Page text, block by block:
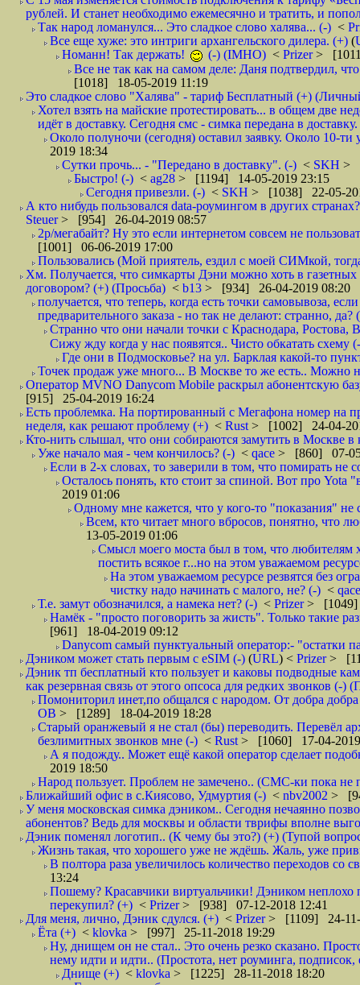
рублей. И станет необходимо ежемесячно и тратить, и
Так народ ломанулся... Это сладкое слово халява... (-) <
Все еще хуже: это интриги архангельского дилера. (+) (
Номанн! Так держать!
(-) (IMHO) < Prizer>
Все не так как на самом деле: Даня подтвердил,
[1018] 18-05-2019 11:19
Это сладкое слово "Халява" - тариф Бесплатный (+)
Хотел взять на майские протестировать... в общем две
идёт в доставку. Сегодня смс - симка передана в
Около полуночи (сегодня) оставил заявку. Около 10-ти
2019 18:34
Сутки прочь... - "Передано в доставку". (-) < SKH >
Быстро! (-) < ag28 > [1194] 14-05-2019 23:15
Сегодня привезли. (-) < SKH > [1038] 22-05-
А кто нибудь пользовался data-роумингом в других
Steuer> [954] 26-04-2019 08:57
2р/мегабайт? Ну это если интернетом совсем не
[1001] 06-06-2019 17:00
Пользовались (Мой приятель, ездил с моей СИМкой,
Хм. Получается, что симкарты Дэни можно хоть в газетных
договором? (+) (Просьба) < b13 > [934] 26-04-2019 08:20
получается, что теперь, когда есть точки самовывоза,
предварительного заказа - но так не делают: странно, да?
Странно что они начали точки с Краснодара,
Сижу жду когда у нас появятся.. Чисто обкатать схему
Где они в Подмосковье? на ул. Барклая какой-то
Точек продаж уже много... В Москве то же есть.. Можно
Оператор MVNO Danycom Mobile раскрыл абонентскую
[915] 25-04-2019 16:24
Есть проблемка. На портированный с Мегафона номер на
неделя, как решают проблему (+) < Rust > [1002] 24-04-
Кто-нить слышал, что они собираются замутить в Москве в
Уже начало мая - чем кончилось? (-) < qace > [860] 07-
Если в 2-х словах, то заверили в том, что помирать не
Осталось понять, кто стоит за спиной. Вот про Yota
2019 01:06
Одному мне кажется, что у кого-то "показания" не
Всем, кто читает много вбросов, понятно, что
13-05-2019 01:06
Смысл моего моста был в том, что любителям
постить всякое г...но на этом уважаемом
На этом уважаемом ресурсе резвятся без
чистку надо начинать с малого, не? (-) <
Т.е. замут обозначился, а намека нет? (-) < Prizer> [1049]
Намёк - "просто поговорить за жисть". Только такие
[961] 18-04-2019 09:12
Danycom самый пунктуальный оператор:- "остатки
Дэником может стать первым с еSIM (-) (URL) < Prizer>
Дэник тп бесплатный кто пользует и каковы подводные
как резервная связь от этого опсоса для редких звонков (-)
Помониторил инет,по общался с народом. От добра
ОВ > [1289] 18-04-2019 18:28
Старый оранжевый я не стал (бы) переводить. Перевёл
безлимитных звонков мне (-) < Rust > [1060] 17-04-
А я подожду.. Может ещё какой оператор сделает
2019 18:50
Народ пользует. Проблем не замечено.. (СМС-ки пока
Ближайший офис в с.Киясово, Удмуртия (-) < nbv2002 >
У меня московская симка дэником.. Сегодня нечаянно
абонентов? Ведь для москвы и области тврифы вполне
Дэник поменял логотип.. (К чему бы это?) (+) (Тупой
Жизнь такая, что хорошего уже не ждёшь. Жаль, уже
В полтора раза увеличилось количество переходов
13:24
Пошему? Красавчики виртуальчики! Дэником
перекупил? (+) < Prizer> [938] 07-12-2018 12:41
Для меня, лично, Дэник сдулся. (+) < Prizer> [1109] 24-11-
Ёта (+) < klovka > [997] 25-11-2018 19:29
Ну, днищем он не стал.. Это очень резко сказано.
нему идти и идти.. (Простота, нет роуминга,
Днище (+) < klovka > [1225] 28-11-2018 18:20